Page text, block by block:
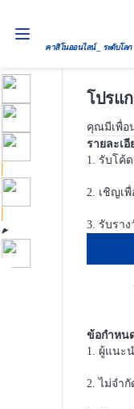
คาสิโนออนไลน์ _ ระดับโลก
โปรแ
คุณมีเพื่อ
รายละเอี
รับโค้
เชิญเ
รับรา
ข้อกำหน
ผู้แนะ
ไม่จำ